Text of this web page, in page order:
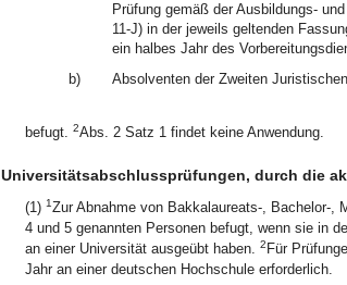
Prüfung gemäß der Ausbildungs-
11-J) in der jeweils geltenden
ein halbes Jahr des
b)
Absolventen der Zweiten
befugt. 2Abs. 2 Satz 1 findet keine Anwendung.
Universitätsabschlussprüfungen, durch die
(1) 1Zur Abnahme von Bakkalaureats-, Bachelor-,
4 und 5 genannten Personen befugt, wenn sie in
an einer Universität ausgeübt haben. 2 Für
Jahr an einer deutschen Hochschule erforderlich.